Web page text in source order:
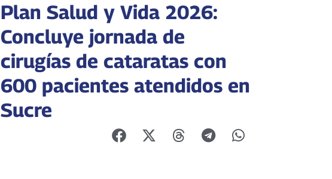
Plan Salud y Vida 2026:
Concluye jornada de
cirugías de cataratas con
600 pacientes atendidos en
Sucre